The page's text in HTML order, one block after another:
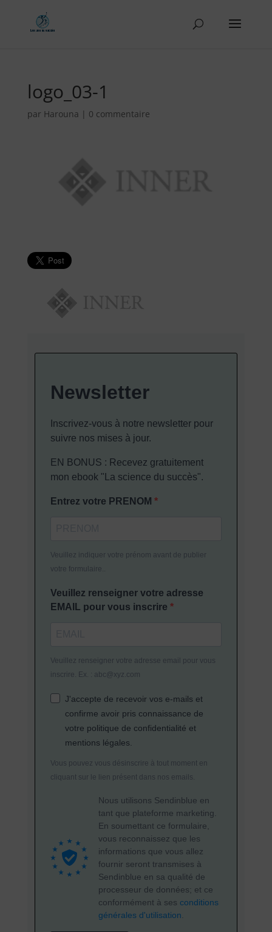
logo_03-1
par Harouna | 0 commentaire
Newsletter
Inscrivez-vous à notre newsletter pour
suivre nos mises à jour.
EN BONUS : Recevez gratuitement
mon ebook "La science du succès".
Entrez votre PRENOM
Veuillez indiquer votre prénom avant de publier
votre formulaire..
Veuillez renseigner votre adresse
EMAIL pour vous inscrire
Veuillez renseigner votre adresse email pour vous
inscrire. Ex. : abc@xyz.com
J'accepte de recevoir vos e-mails et
confirme avoir pris connaissance de
votre politique de confidentialité et
mentions légales.
Vous pouvez vous désinscrire à tout moment en
cliquant sur le lien présent dans nos emails.
Nous utilisons Sendinblue en
tant que plateforme marketing.
En soumettant ce formulaire,
vous reconnaissez que les
informations que vous allez
fournir seront transmises à
Sendinblue en sa qualité de
processeur de données; et ce
conformément à ses conditions
générales d'utilisation